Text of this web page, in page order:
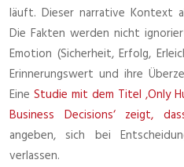
läuft. Dieser narrative Kontext
Die Fakten werden nicht
Emotion (Sicherheit, Erfolg,
Erinnerungswert und ihre
Eine Studie mit dem Titel ‚Only
Business Decisions‘ zeigt,
angeben, sich bei
verlassen.